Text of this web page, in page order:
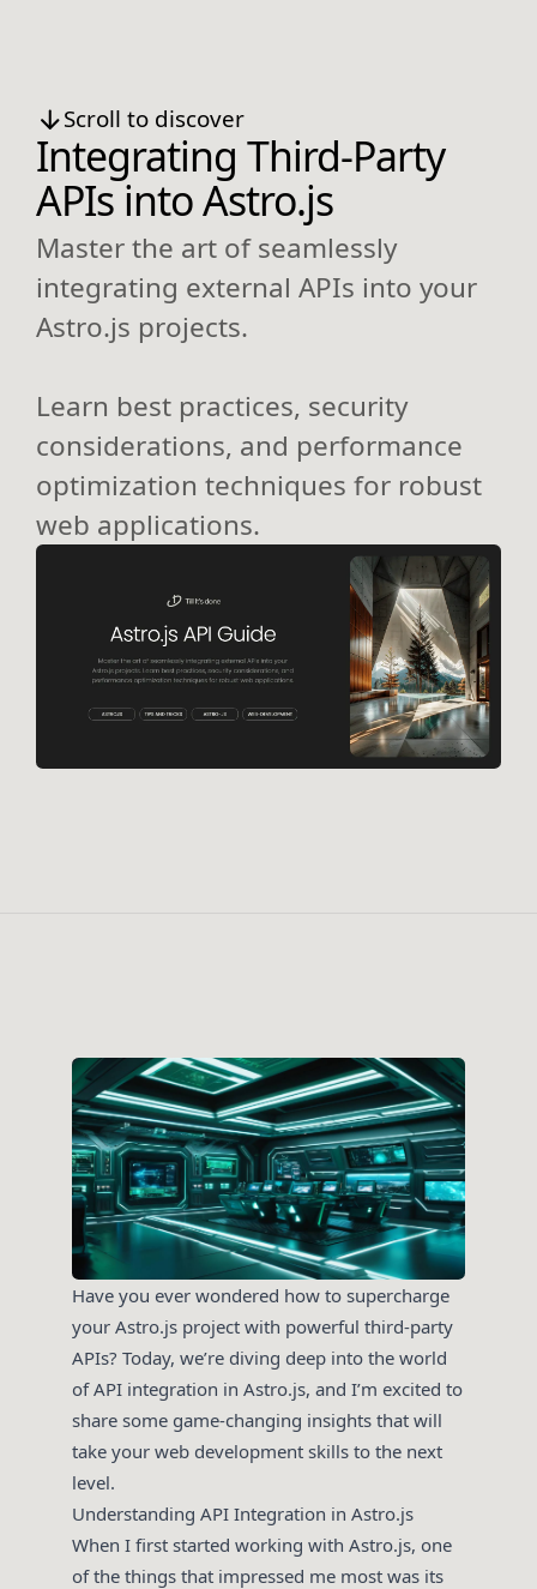
Scroll to discover
Integrating Third-Party
APIs into Astro.js
Master the art of seamlessly
integrating external APIs into your
Astro.js projects.
Learn best practices, security
considerations, and performance
optimization techniques for robust
web applications.
Have you ever wondered how to supercharge
your Astro.js project with powerful third-party
APIs? Today, we’re diving deep into the world
of API integration in Astro.js, and I’m excited to
share some game-changing insights that will
take your web development skills to the next
level.
Understanding API Integration in Astro.js
When I first started working with Astro.js, one
of the things that impressed me most was its